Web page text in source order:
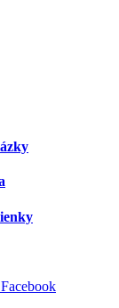
Facebook